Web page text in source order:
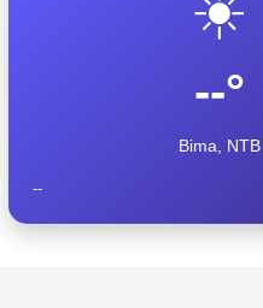
--°
Bima, NTB
--